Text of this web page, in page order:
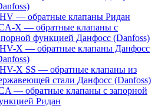
— обратные клапаны Ридан
X — обратные клапаны с
функцией Данфосс (Danfoss)
X — обратные клапаны Данфосс
X SS — обратные клапаны из
стали Данфосс (Danfoss)
— обратные клапаны с запорной
Ридан